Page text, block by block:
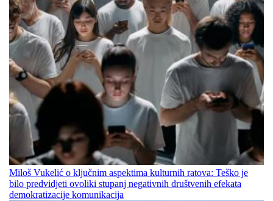
Miloš Vukelić o ključnim aspektima kulturnih ratova: Teško je
bilo predvidjeti ovoliki stupanj negativnih društvenih efekata
demokratizacije komunikacija